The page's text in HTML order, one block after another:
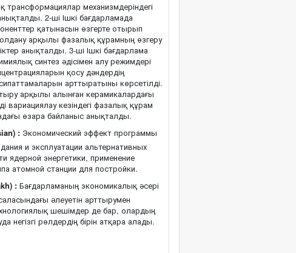
механизмдеріндегі
2-ші Ішкі бағдарламада
қатынасын өзгерте отырып
арқылы фазалық құрамның өзгеру
анықталды. 3-ші Ішкі бағдарлама
синтез әдісімен алу режимдері
қосу дәндердің
арттыратыны көрсетілді.
арқылы алынған керамикалардағы
кезіндегі фазалық құрам
өзара байланыс анықталды.
: Экономический эффект программы
и эксплуатации альтернативных
ядерной энергетики, применение
атомной станции для постройки.
: Бағдарламаның экономикалық әсері
әлеуетін арттырумен
шешімдер де бар, олардың
рөлдердің бірін атқара алады.